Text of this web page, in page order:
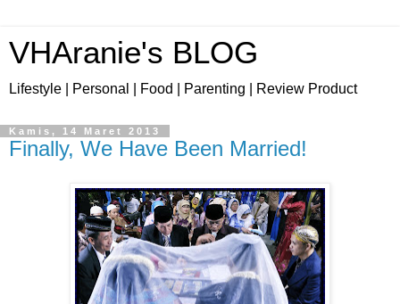
VHAranie's BLOG
Lifestyle | Personal | Food | Parenting | Review Product
Kamis, 14 Maret 2013
Finally, We Have Been Married!